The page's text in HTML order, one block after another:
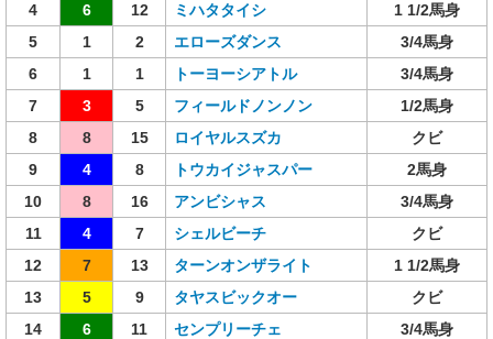
4
6 12 ミハタタイシ
1 1/2馬身
5
1 2 エローズダンス
3/4馬身
6
1 1 トーヨーシアトル
3/4馬身
7
3 5 フィールドノンノン
1/2馬身
8
8 15 ロイヤルスズカ
クビ
9
4 8 トウカイジャスパー
2馬身
10
8 16 アンビシャス
3/4馬身
11
4 7 シェルビーチ
クビ
12
7 13 ターンオンザライト
1 1/2馬身
13
5 9 タヤスビックオー
クビ
14
6 11 センプリーチェ
3/4馬身